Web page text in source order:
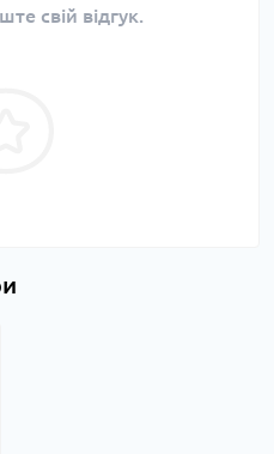
свій відгук.